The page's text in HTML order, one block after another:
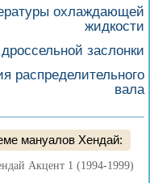
охлаждающей
жидкости
заслонки
распределительного
вала
мануалов Хендай:
Акцент 1 (1994-1999)